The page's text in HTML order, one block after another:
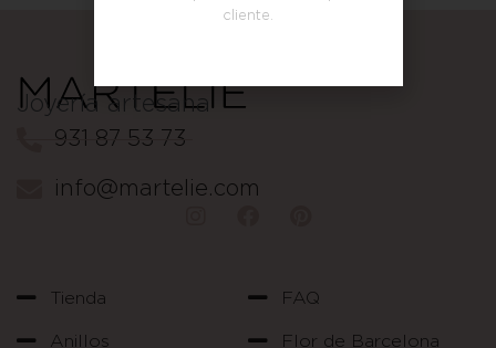
Joyería artesana
931 87 53 73
info@martelie.com
Tienda
Anillos
FAQ
Flor de Barcelona
cliente.